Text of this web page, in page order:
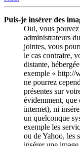
Puis-je insérer des
Oui, vous pouvez
administrateurs
jointes, vous
le cas contraire,
distante,
exemple « http://
ne pourrez
présentes sur
évidemment, que
internet), ni
un quelconque
exemple les
ou de Yahoo, les